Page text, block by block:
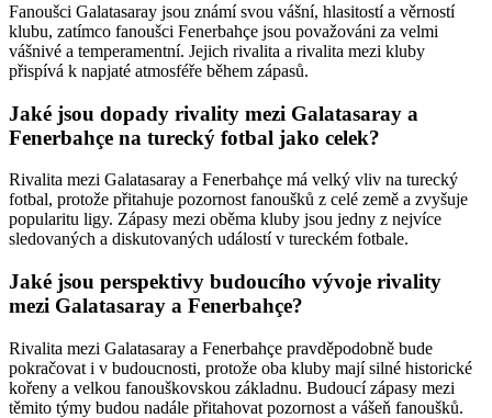
Fanoušci Galatasaray jsou známí svou vášní, hlasitostí a věrností
klubu, zatímco fanoušci Fenerbahçe jsou považováni za velmi
vášnivé a temperamentní. Jejich rivalita a rivalita mezi kluby
přispívá k napjaté atmosféře během zápasů.
Jaké jsou dopady rivality mezi Galatasaray a
Fenerbahçe na turecký fotbal jako celek?
Rivalita mezi Galatasaray a Fenerbahçe má velký vliv na turecký
fotbal, protože přitahuje pozornost fanoušků z celé země a zvyšuje
popularitu ligy. Zápasy mezi oběma kluby jsou jedny z nejvíce
sledovaných a diskutovaných událostí v tureckém fotbale.
Jaké jsou perspektivy budoucího vývoje rivality
mezi Galatasaray a Fenerbahçe?
Rivalita mezi Galatasaray a Fenerbahçe pravděpodobně bude
pokračovat i v budoucnosti, protože oba kluby mají silné historické
kořeny a velkou fanouškovskou základnu. Budoucí zápasy mezi
těmito týmy budou nadále přitahovat pozornost a vášeň fanoušků.